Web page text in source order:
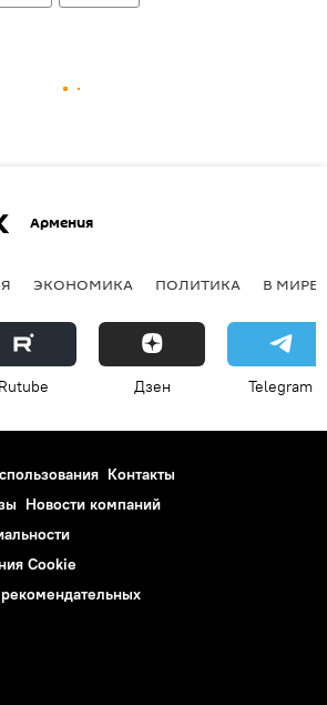
Армения
ЭКОНОМИКА ПОЛИТИКА В МИРЕ
Rutube Дзен Telegram
Контакты
Новости компаний
Cookie